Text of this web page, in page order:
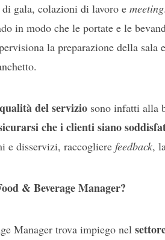
gala, colazioni di lavoro e meeting
in modo che le portate e le
la preparazione della
del serviziosono infatti alla
che i clienti siano
e disservizi, raccogliere feedback,
& Beverage Manager?
Manager trova impiego nel